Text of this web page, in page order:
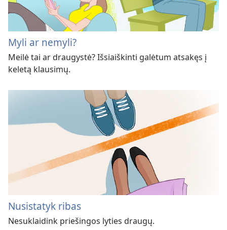
Myli ar nemyli?
Meilė tai ar draugystė? Išsiaiškinti galėtum atsakęs į
keletą klausimų.
Nusistatyk ribas
Nesuklaidink priešingos lyties draugų.